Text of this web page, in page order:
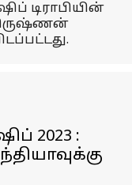
டிராபியின்
2023 :